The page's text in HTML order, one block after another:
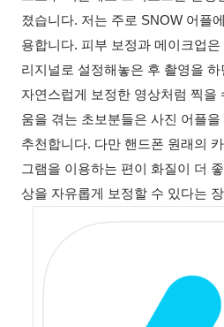
졌습니다. 저는 주로 SNOW 어플에
용합니다. 피부 보정과 메이크업은
리지널로 설정해놓은 후 촬영을 하
자연스럽게 보정한 영상처럼 찍을
움을 겪는 초보분들은 사진 어플을
추천합니다. 다만 핸드폰 원래의
그램을 이용하는 편이 화질이 더
상을 자유롭게 보정할 수 있다는